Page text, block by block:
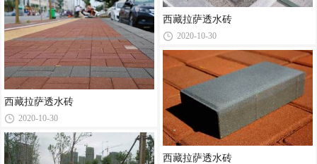
西藏拉萨透水砖
2020-10-30
西藏拉萨透水砖
2020-10-30
西藏拉萨透水砖